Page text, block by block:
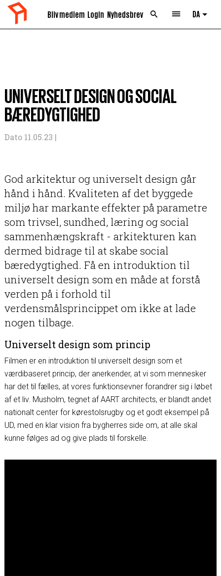
Bliv medlem Login Nyhedsbrev DA List
UNIVERSELT DESIGN OG SOCIAL
BÆREDYGTIGHED
Dato 11.05.23 |
God arkitektur og universelt design går
hånd i hånd. Kvaliteten af det byggede
miljø har markante effekter på parametre
som trivsel, sundhed, læring og social
sammenhængskraft - arkitekturen kan
dermed bidrage til at skabe social
bæredygtighed. Få en introduktion til
universelt design som en måde at forstå
verden på i forhold til
verdensmålsprincippet om ikke at lade
nogen tilbage.
Universelt design som princip
Filmen er en introduktion til universelt design som et
værdibaseret princip, der anerkender, at vi som mennesker
har det til fælles, at vores funktionsevner forandrer sig i løbet
af et liv. Musholm, tegnet af AART architects, er blandt andet
nationalt center for kørestolsrugby og et godt eksempel på
UD, med en klar vision fra bygherres side om, at alle skal
kunne følges ad og give plads til forskelle.